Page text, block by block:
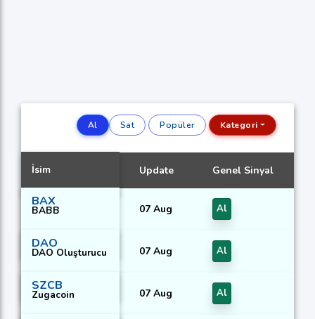
Al Sat Popüler Kategori
İsim Update Genel Sinyal
BAX
BABB 07 Aug Al
DAO
DAO Oluşturucu 07 Aug Al
SZCB
Zugacoin 07 Aug Al